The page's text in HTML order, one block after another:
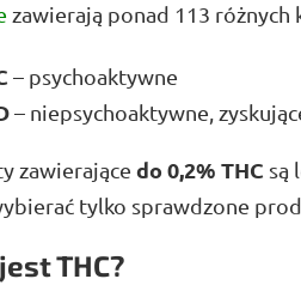
zawierają ponad 113
– psychoaktywne
– niepsychoaktywne,
zawierające do 0,2% THC są
tylko sprawdzone
THC?